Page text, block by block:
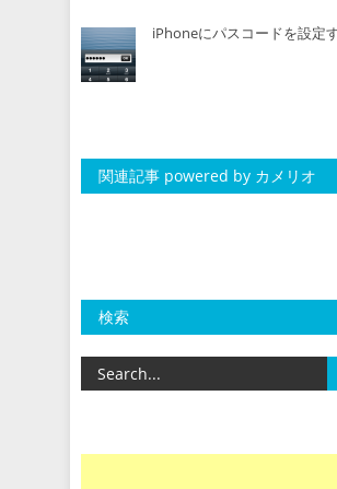
iPhoneにパスコードを設定
関連記事 powered by カメリオ
検索